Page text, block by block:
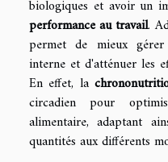
biologiques et avoir un
performance au travail.
permet de mieux
interne et d'atténuer les
En effet, la
circadien pour
alimentaire, adaptant
quantités aux différents